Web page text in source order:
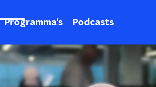
Programma's Podcasts